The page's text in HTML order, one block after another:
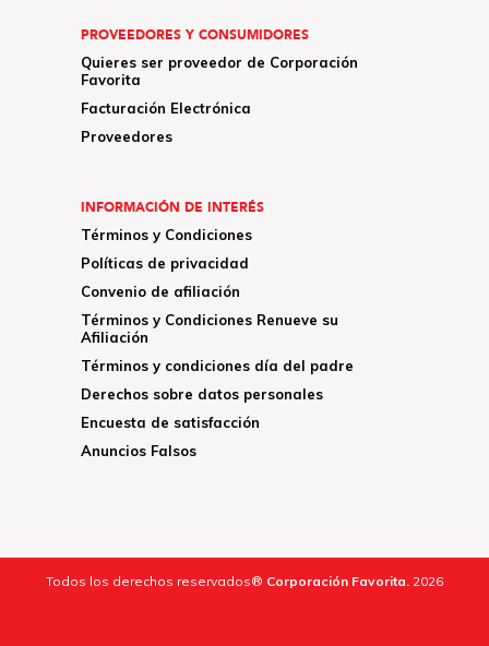
PROVEEDORES Y CONSUMIDORES
Quieres ser proveedor de Corporación
Favorita
Facturación Electrónica
Proveedores
INFORMACIÓN DE INTERÉS
Términos y Condiciones
Políticas de privacidad
Convenio de afiliación
Términos y Condiciones Renueve su
Afiliación
Términos y condiciones día del padre
Derechos sobre datos personales
Encuesta de satisfacción
Anuncios Falsos
Todos los derechos reservados® Corporación Favorita. 2026